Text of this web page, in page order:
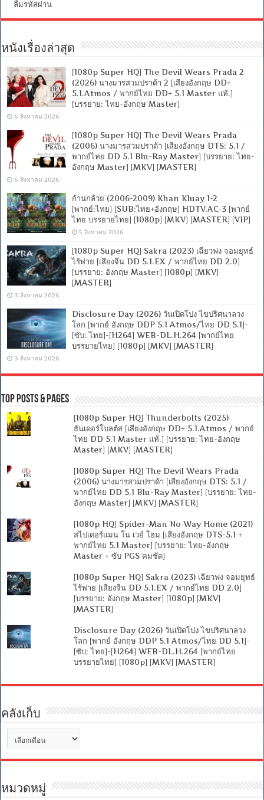
[MASTER]
ลืมรหัสผ่าน
หนังเรื่องล่าสุด
[1080p Super HQ] The Devil Wears Prada 2
(2026) นางมารสวมปราด้า 2 [เสียงอังกฤษ DD+
5.1.Atmos / พากย์ไทย DD+ 5.1 Master แท้.]
[บรรยาย: ไทย-อังกฤษ Master]
6 สิงหาคม 2026
[1080p Super HQ] The Devil Wears Prada
(2006) นางมารสวมปราด้า [เสียงอังกฤษ DTS: 5.1 /
พากย์ไทย DD 5.1 Blu-Ray Master] [บรรยาย: ไทย-
อังกฤษ Master] [MKV] [MASTER]
6 สิงหาคม 2026
ก้านกล้วย (2006-2009) Khan Kluay 1-2
[พากย์:ไทย] [SUB:ไทย+อังกฤษ] HDTV.AC-3 [พากย์
ไทย บรรยายไทย] [1080p] [MKV] [MASTER] [VIP]
5 สิงหาคม 2026
[1080p Super HQ] Sakra (2023) เฉียวฟง จอมยุทธ์
ไร้พ่าย [เสียงจีน DD 5.1.EX / พากย์ไทย DD 2.0]
[บรรยาย: อังกฤษ Master] [1080p] [MKV]
[MASTER]
3 สิงหาคม 2026
Disclosure Day (2026) วันเปิดโปง ไขปริศนาลวง
โลก [พากย์ อังกฤษ DDP 5.1 Atmos/ไทย DD 5.1]-
[ซับ: ไทย]-[H264] WEB-DL.H.264 [พากย์ไทย
บรรยายไทย] [1080p] [MKV] [MASTER]
3 สิงหาคม 2026
Top Posts & Pages
[1080p Super HQ] Thunderbolts (2025)
ธันเดอร์โบลต์ส [เสียงอังกฤษ DD+ 5.1.Atmos / พากย์
ไทย DD 5.1 Master แท้.] [บรรยาย: ไทย-อังกฤษ
Master] [MKV] [MASTER]
[1080p Super HQ] The Devil Wears Prada
(2006) นางมารสวมปราด้า [เสียงอังกฤษ DTS: 5.1 /
พากย์ไทย DD 5.1 Blu-Ray Master] [บรรยาย: ไทย-
อังกฤษ Master] [MKV] [MASTER]
[1080p HQ] Spider-Man No Way Home (2021)
สไปเดอร์แมน โน เวย์ โฮม [เสียงอังกฤษ DTS-5.1 +
พากย์ไทย 5.1 Master] [บรรยาย: ไทย-อังกฤษ
Master + ซับ PGS คมชัด]
[1080p Super HQ] Sakra (2023) เฉียวฟง จอมยุทธ์
ไร้พ่าย [เสียงจีน DD 5.1.EX / พากย์ไทย DD 2.0]
[บรรยาย: อังกฤษ Master] [1080p] [MKV]
[MASTER]
Disclosure Day (2026) วันเปิดโปง ไขปริศนาลวง
โลก [พากย์ อังกฤษ DDP 5.1 Atmos/ไทย DD 5.1]-
[ซับ: ไทย]-[H264] WEB-DL.H.264 [พากย์ไทย
บรรยายไทย] [1080p] [MKV] [MASTER]
คลังเก็บ
เก็บ
หมวดหมู่